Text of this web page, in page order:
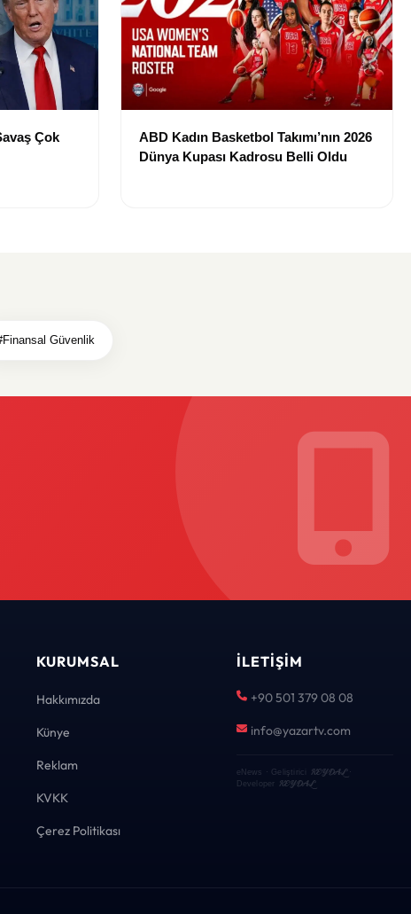
Çok
ABD Kadın Basketbol Takımı’nın 2026
Dünya Kupası Kadrosu Belli Oldu
Güvenlik
KURUMSAL
Hakkımızda
Künye
Reklam
KVKK
Çerez Politikası
İLETIŞIM
+90 501 379 08 08
info@yazartv.com
eNews · Geliştirici KEYDAL·
Developer KEYDAL